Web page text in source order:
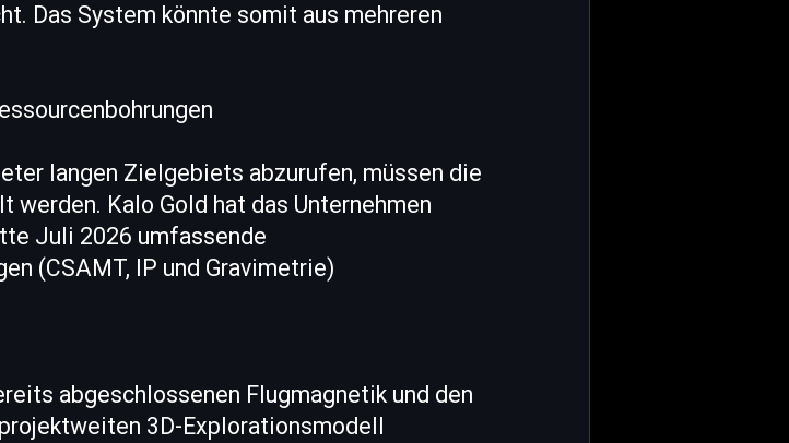
Das System könnte somit aus mehreren
langen Zielgebiets abzurufen, müssen die
Kalo Gold hat das Unternehmen
Juli 2026 umfassende
(CSAMT, IP und Gravimetrie)
abgeschlossenen Flugmagnetik und den
3D-Explorationsmodell